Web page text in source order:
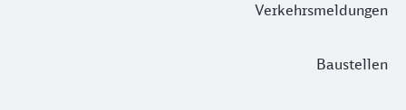
Verkehrsmeldungen
Baustellen